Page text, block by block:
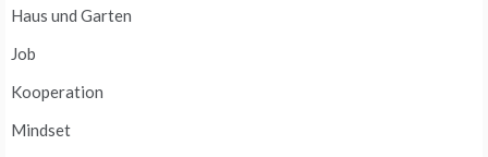
Haus und Garten
Job
Kooperation
Mindset